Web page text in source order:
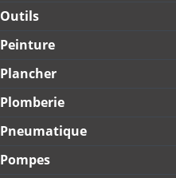
Outils
Peinture
Plancher
Plomberie
Pneumatique
Pompes